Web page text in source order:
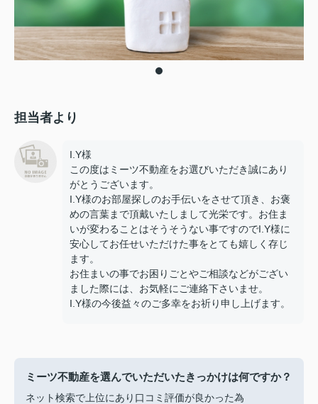
担当者より
I.Y様
この度はミーツ不動産をお選びいただき誠にあり
がとうございます。
I.Y様のお部屋探しのお手伝いをさせて頂き、お褒
めの言葉まで頂戴いたしまして光栄です。お住ま
いが変わることはそうそうない事ですのでI.Y様に
安心してお任せいただけた事をとても嬉しく存じ
ます。
お住まいの事でお困りごとやご相談などがござい
ました際には、お気軽にご連絡下さいませ。
I.Y様の今後益々のご多幸をお祈り申し上げます。
ミーツ不動産を選んでいただいたきっかけは何ですか？
ネット検索で上位にあり口コミ評価が良かった為